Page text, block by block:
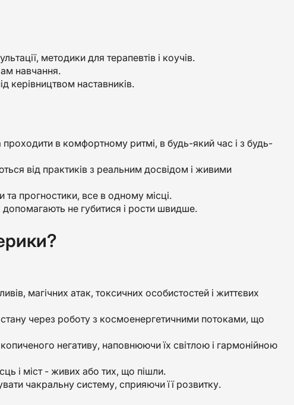
методики для терапевтів і коучів.
навчання.
керівництвом наставників.
в комфортному ритмі, в будь-який час і з будь-
від практиків з реальним досвідом і живими
та прогностики, все в одному місці.
допомагають не губитися і рости швидше.
магічних атак, токсичних особистостей і життєвих
через роботу з космоенергетичними потоками, що
негативу, наповнюючи їх світлою і гармонійною
і міст - живих або тих, що пішли.
чакральну систему, сприяючи її розвитку.